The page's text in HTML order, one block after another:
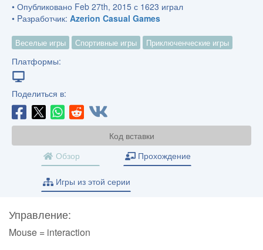
• Опубликовано Feb 27th, 2015 с 1623 играл
• Pазработчик: Azerion Casual Games
Веселые игры Спортивные игры Приключенческие игры
Платформы:
Поделиться в:
Код вставки
Обзор
Прохождение
Игры из этой серии
Управление:
Mouse = interaction